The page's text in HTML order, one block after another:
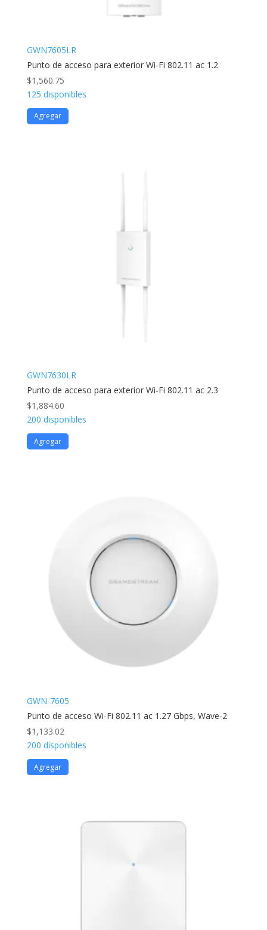
GWN7605LR
Punto de acceso para exterior Wi-Fi 802.11 ac 1.2
$1,560.75
125 disponibles
Agregar
GWN7630LR
Punto de acceso para exterior Wi-Fi 802.11 ac 2.3
$1,884.60
200 disponibles
Agregar
GWN-7605
Punto de acceso Wi-Fi 802.11 ac 1.27 Gbps, Wave-2
$1,133.02
200 disponibles
Agregar